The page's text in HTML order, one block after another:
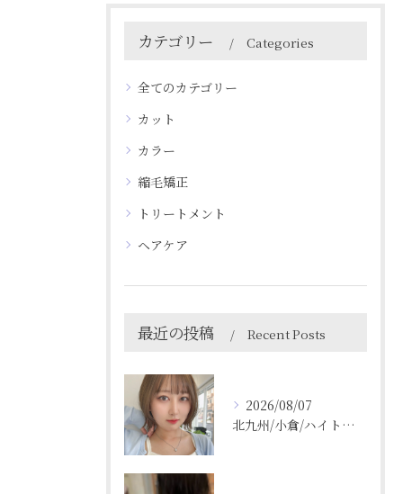
カテゴリー Categories
全てのカテゴリー
カット
カラー
縮毛矯正
トリートメント
ヘアケア
最近の投稿 Recent Posts
2026/08/07
北九州/小倉/ハイトーン/ケアブリーチ/ブリーチカラー